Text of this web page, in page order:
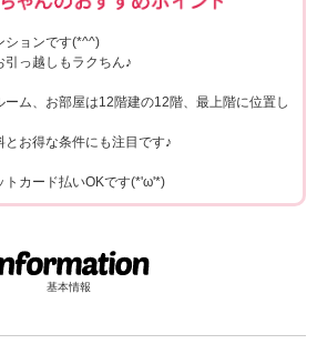
ションです(*^^)
っ越しもラクちん♪
ム、お部屋は12階建の12階、最上階に位置し
お得な条件にも注目です♪
トカード払いOKです(*'ω'*)
基本情報